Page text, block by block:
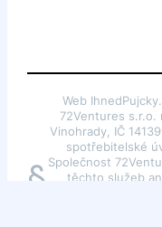
§
Web
72Ventures s.r.o.
Vinohrady, IČ
spotřebitelské
Společnost
těchto služeb